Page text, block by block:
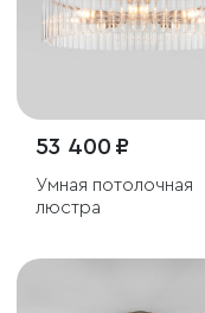
53 400 ₽
Умная потолочная
люстра